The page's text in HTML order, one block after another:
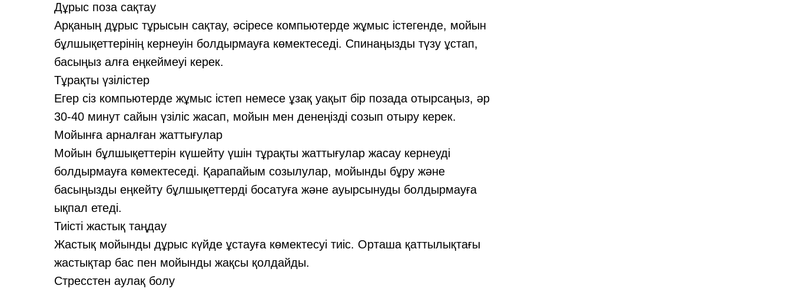
Дұрыс поза сақтау
Арқаның дұрыс тұрысын сақтау, әсіресе компьютерде жұмыс істегенде, мойын
бұлшықеттерінің кернеуін болдырмауға көмектеседі. Спинаңызды түзу ұстап,
басыңыз алға еңкеймеуі керек.
Тұрақты үзілістер
Егер сіз компьютерде жұмыс істеп немесе ұзақ уақыт бір позада отырсаңыз, әр
30-40 минут сайын үзіліс жасап, мойын мен денеңізді созып отыру керек.
Мойынға арналған жаттығулар
Мойын бұлшықеттерін күшейту үшін тұрақты жаттығулар жасау кернеуді
болдырмауға көмектеседі. Қарапайым созылулар, мойынды бұру және
басыңызды еңкейту бұлшықеттерді босатуға және ауырсынуды болдырмауға
ықпал етеді.
Тиісті жастық таңдау
Жастық мойынды дұрыс күйде ұстауға көмектесуі тиіс. Орташа қаттылықтағы
жастықтар бас пен мойынды жақсы қолдайды.
Стресстен аулақ болу